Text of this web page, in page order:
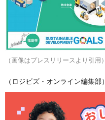
（画像はプレスリリースより引用）
（ロジビズ・オンライン編集部）